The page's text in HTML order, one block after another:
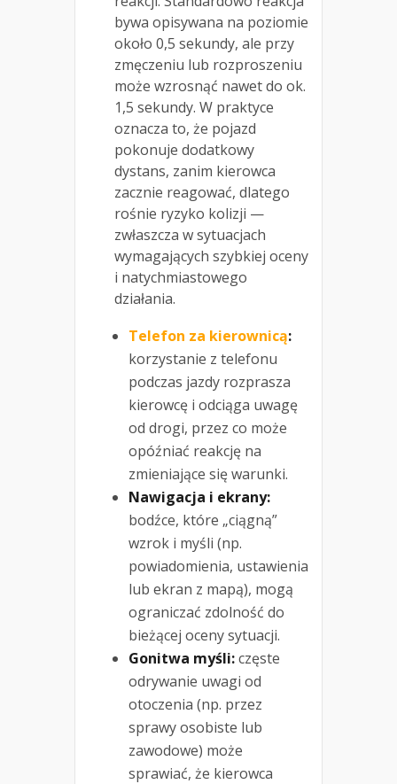
bywa opisywana na poziomie
około 0,5 sekundy, ale przy
zmęczeniu lub rozproszeniu
może wzrosnąć nawet do ok.
1,5 sekundy. W praktyce
oznacza to, że pojazd
pokonuje dodatkowy
dystans, zanim kierowca
zacznie reagować, dlatego
rośnie ryzyko kolizji —
zwłaszcza w sytuacjach
wymagających szybkiej oceny
i natychmiastowego
działania.
Telefon za kierownicą:
korzystanie z telefonu
podczas jazdy rozprasza
kierowcę i odciąga uwagę
od drogi, przez co może
opóźniać reakcję na
zmieniające się warunki.
Nawigacja i ekrany:
bodźce, które „ciągną”
wzrok i myśli (np.
powiadomienia, ustawienia
lub ekran z mapą), mogą
ograniczać zdolność do
bieżącej oceny sytuacji.
Gonitwa myśli:częste
odrywanie uwagi od
otoczenia (np. przez
sprawy osobiste lub
zawodowe) może
sprawiać, że kierowca